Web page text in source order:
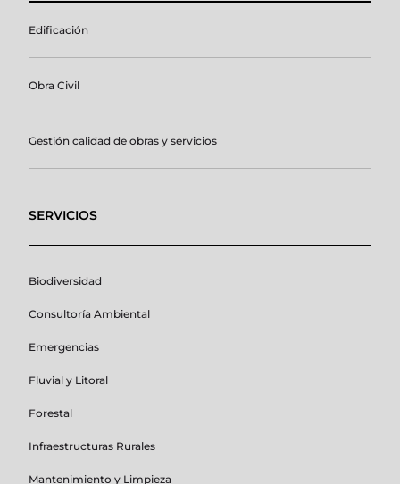
Edificación
Obra Civil
Gestión calidad de obras y servicios
SERVICIOS
Biodiversidad
Consultoría Ambiental
Emergencias
Fluvial y Litoral
Forestal
Infraestructuras Rurales
Mantenimiento y Limpieza